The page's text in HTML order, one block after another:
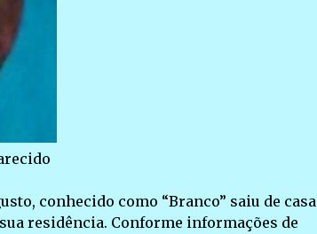
conhecido como “Branco” saiu de casa
residência. Conforme informações de